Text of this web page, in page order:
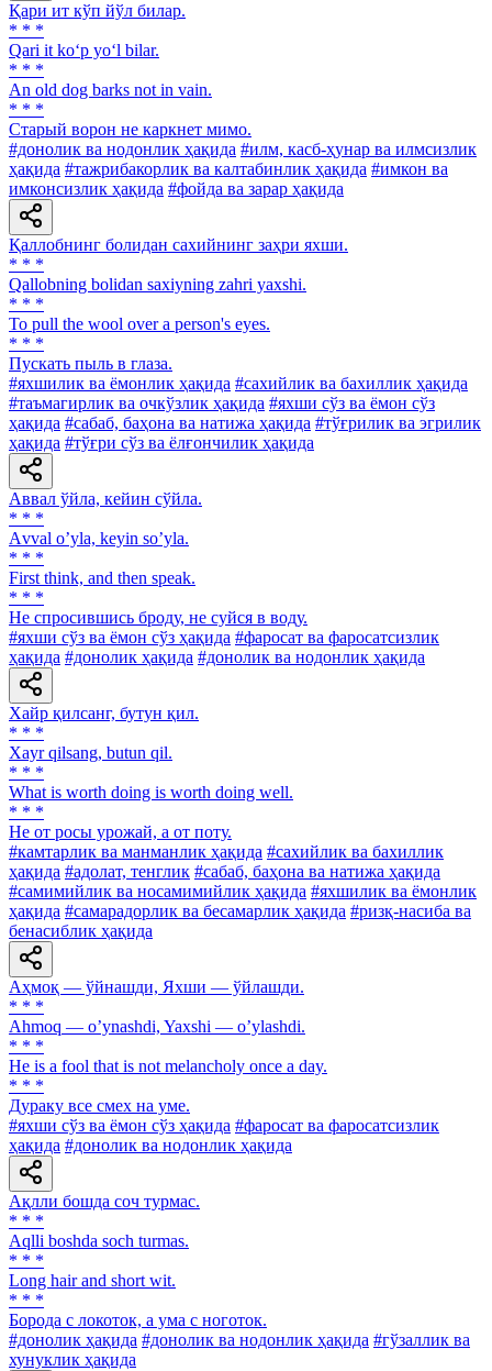
Қари ит кўп йўл билар.
* * *
Qari it ko‘p yo‘l bilar.
* * *
An old dog barks not in vain.
* * *
Старый ворон не каркнет мимо.
#донолик ва нодонлик ҳақида #илм, касб-ҳунар ва илмсизлик
ҳақида #тажрибакорлик ва калтабинлик ҳақида #имкон ва
имконсизлик ҳақида #фойда ва зарар ҳақида
Қаллобнинг болидан сахийнинг заҳри яхши.
* * *
Qallobning bolidan saxiyning zahri yaxshi.
* * *
То pull the wool over a person's eyes.
* * *
Пускать пыль в глаза.
#яхшилик ва ёмонлик ҳақида #сахийлик ва бахиллик ҳақида
#таъмагирлик ва очкўзлик ҳақида #яхши сўз ва ёмон сўз
ҳақида #сабаб, баҳона ва натижа ҳақида #тўғрилик ва эгрилик
ҳақида #тўғри сўз ва ёлғончилик ҳақида
Аввал ўйла, кейин сўйла.
* * *
Аvval oʼyla, keyin soʼyla.
* * *
First think, and then speak.
* * *
He спросившись броду, не суйся в воду.
#яхши сўз ва ёмон сўз ҳақида #фаросат ва фаросатсизлик
ҳақида #донолик ҳақида #донолик ва нодонлик ҳақида
Хайр қилсанг, бутун қил.
* * *
Xayr qilsang, butun qil.
* * *
What is worth doing is worth doing well.
* * *
He от росы урожай, а от поту.
#камтарлик ва манманлик ҳақида #сахийлик ва бахиллик
ҳақида #адолат, тенглик #сабаб, баҳона ва натижа ҳақида
#самимийлик ва носамимийлик ҳақида #яхшилик ва ёмонлик
ҳақида #самарадорлик ва бесамарлик ҳақида #ризқ-насиба ва
бенасиблик ҳақида
Аҳмоқ — ўйнашди, Яхши — ўйлашди.
* * *
Аhmoq — oʼynashdi, Yaxshi — oʼylashdi.
* * *
He is a fool that is not melancholy once a day.
* * *
Дураку все смех на уме.
#яхши сўз ва ёмон сўз ҳақида #фаросат ва фаросатсизлик
ҳақида #донолик ва нодонлик ҳақида
Ақлли бошда соч турмас.
* * *
Aqlli boshda soch turmas.
* * *
Long hair and short wit.
* * *
Борода с локоток, а ума с ноготок.
#донолик ҳақида #донолик ва нодонлик ҳақида #гўзаллик ва
хунуклик ҳақида